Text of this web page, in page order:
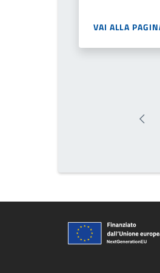
VAI ALLA